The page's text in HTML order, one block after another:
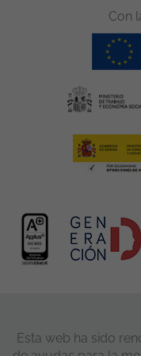
Con
Esta web ha sido